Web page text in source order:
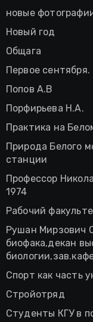
новые
Новый год
Общага
Первое сентября.
Попов А.В
Порфирьева Н.А.
Практика на
Природа Белого
станции
Профессор
1974
Рабочий
Рушан Мирзович
биофака,декан
Спорт как часть
Стройотряд
Студенты КГУ в